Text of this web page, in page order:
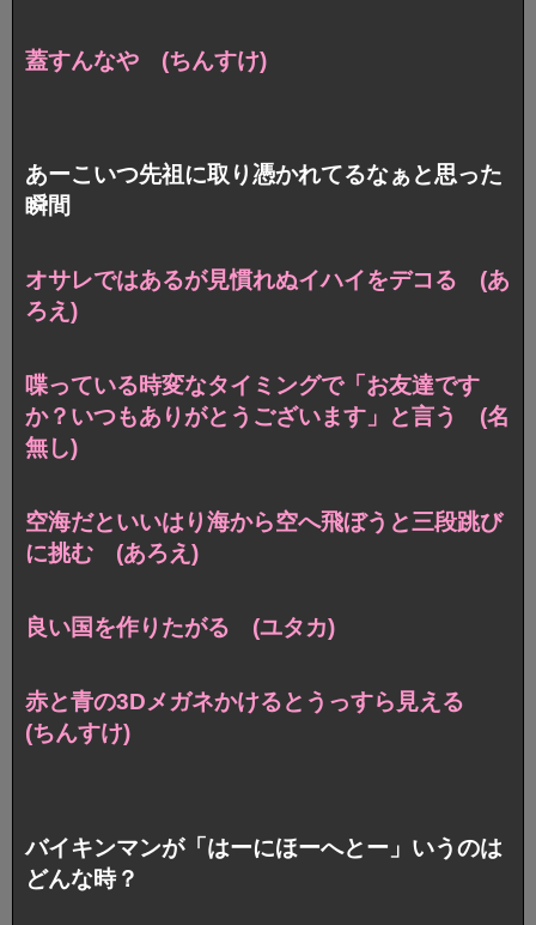
蓋すんなや (ちんすけ)
あーこいつ先祖に取り憑かれてるなぁと思った
瞬間
オサレではあるが見慣れぬイハイをデコる (あ
ろえ)
喋っている時変なタイミングで「お友達です
か？いつもありがとうございます」と言う (名
無し)
空海だといいはり海から空へ飛ぼうと三段跳び
に挑む (あろえ)
良い国を作りたがる (ユタカ)
赤と青の3Dメガネかけるとうっすら見える
(ちんすけ)
バイキンマンが「はーにほーへとー」いうのは
どんな時？